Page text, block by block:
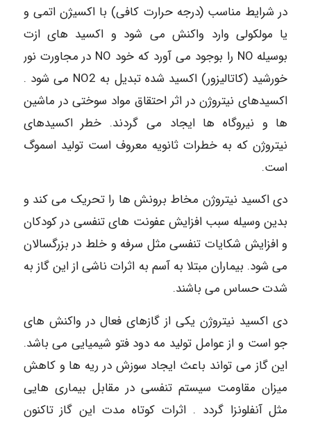
در شرایط مناسب (درجه حرارت کافی) با اکسیژن اتمی و
یا مولکولی وارد واکنش می شود و اکسید های ازت
بوسیله NO را بوجود می آورد که خود NO در مجاورت نور
خورشید (کاتالیزور) اکسید شده تبدیل به NO2 می شود .
اکسیدهای نیتروژن در اثر احتقاق مواد سوختی در ماشین
ها و نیروگاه ها ایجاد می گردند. خطر اکسیدهای
نیتروژن که به خطرات ثانویه معروف است تولید اسموگ
است.
دی اکسید نیتروژن مخاط برونش ها را تحریک می کند و
بدین وسیله سبب افزایش عفونت های تنفسی در کودکان
و افزایش شکایات تنفسی مثل سرفه و خلط در بزرگسالان
می شود. بیماران مبتلا به آسم به اثرات ناشی از این گاز به
شدت حساس می باشند.
دی اکسید نیتروژن یکی از گازهای فعال در واکنش های
جو است و از عوامل تولید مه دود فتو شیمیایی می باشد.
این گاز می تواند باعث ایجاد سوزش در ریه ها و کاهش
میزان مقاومت سیستم تنفسی در مقابل بیماری هایی
مثل آنفلونزا گردد . اثرات کوتاه مدت این گاز تاکنون